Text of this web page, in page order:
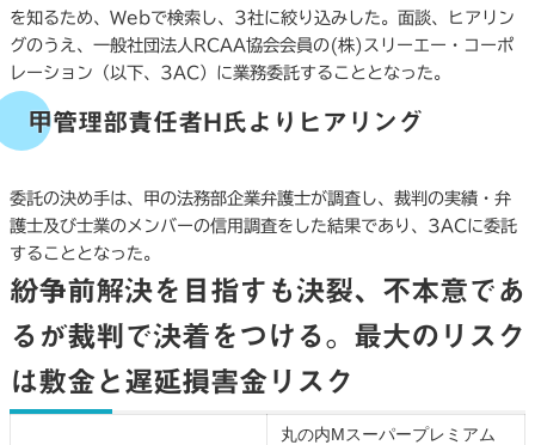
を知るため、Webで検索し、3社に絞り込みした。面談、ヒアリン
グのうえ、一般社団法人RCAA協会会員の(株)スリーエー・コーポ
レーション（以下、3AC）に業務委託することとなった。
甲管理部責任者H氏よりヒアリング
委託の決め手は、甲の法務部企業弁護士が調査し、裁判の実績・弁
護士及び士業のメンバーの信用調査をした結果であり、3ACに委託
することとなった。
紛争前解決を目指すも決裂、不本意であ
るが裁判で決着をつける。最大のリスク
は敷金と遅延損害金リスク
丸の内Mスーパープレミアム